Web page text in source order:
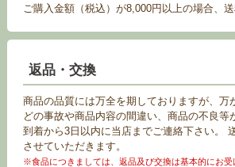
ご購入金額（税込）が8,000円以上の場合、送
返品・交換
商品の品質には万全を期しておりますが、万
どの事故や商品内容の間違い、商品の不良等
到着から3日以内に当店までご連絡下さい。
させていただきます。
※食品につきましては、返品及び交換は基本的にお受